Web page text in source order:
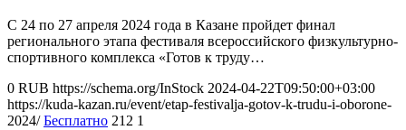
С 24 по 27 апреля 2024 года в Казане пройдет финал
регионального этапа фестиваля всероссийского физкультурно-
спортивного комплекса «Готов к труду…
0 RUB https://schema.org/InStock 2024-04-22T09:50:00+03:00
https://kuda-kazan.ru/event/etap-festivalja-gotov-k-trudu-i-oborone-
2024/ Бесплатно 212 1